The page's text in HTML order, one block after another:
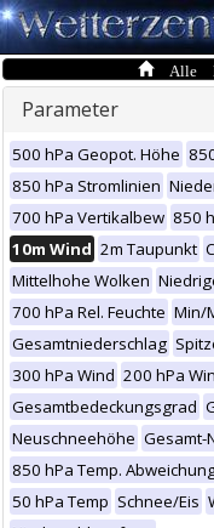
Alle
Parameter
500 hPa Geopot. Höhe
850 hPa Stromlinien
700 hPa Vertikalbew 850
10m Wind 2m Taupunkt
Mittelhohe Wolken
700 hPa Rel. Feuchte Min/
Gesamtniederschlag
300 hPa Wind 200 hPa
Gesamtbedeckungsgrad
Neuschneehöhe Gesamt-
850 hPa Temp.
50 hPa Temp Schnee/Eis